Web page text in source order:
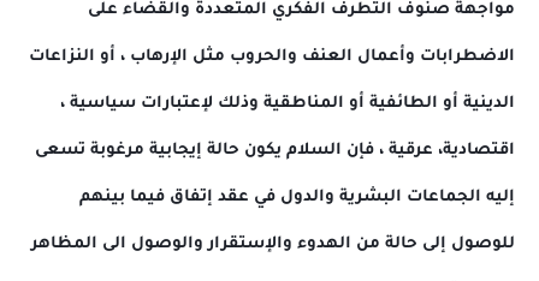
مواجهة صنوف التطرف الفكري المتعددة والقضاء على
الاضطرابات وأعمال العنف والحروب مثل الإرهاب ، أو النزاعات
الدينية أو الطائفية أو المناطقية وذلك لإعتبارات سياسية ،
اقتصادية، عرقية ، فإن السلام يكون حالة إيجابية مرغوبة تسعى
إليه الجماعات البشرية والدول في عقد إتفاق فيما بينهم
للوصول إلى حالة من الهدوء والإستقرار والوصول الى المظاهر